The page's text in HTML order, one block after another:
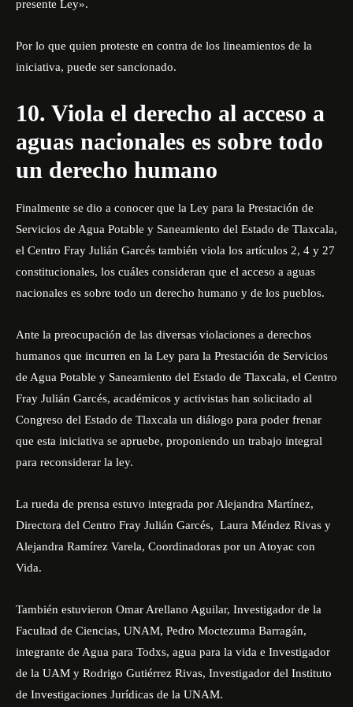
presente Ley».
Por lo que quien proteste en contra de los lineamientos de la
iniciativa, puede ser sancionado.
10. Viola el derecho al acceso a
aguas nacionales es sobre todo
un derecho humano
Finalmente se dio a conocer que la Ley para la Prestación de
Servicios de Agua Potable y Saneamiento del Estado de Tlaxcala,
el Centro Fray Julián Garcés también viola los artículos 2, 4 y 27
constitucionales, los cuáles consideran que el acceso a aguas
nacionales es sobre todo un derecho humano y de los pueblos.
Ante la preocupación de las diversas violaciones a derechos
humanos que incurren en la Ley para la Prestación de Servicios
de Agua Potable y Saneamiento del Estado de Tlaxcala, el Centro
Fray Julián Garcés, académicos y activistas han solicitado al
Congreso del Estado de Tlaxcala un diálogo para poder frenar
que esta iniciativa se apruebe, proponiendo un trabajo integral
para reconsiderar la ley.
La rueda de prensa estuvo integrada por Alejandra Martínez,
Directora del Centro Fray Julián Garcés, Laura Méndez Rivas y
Alejandra Ramírez Varela, Coordinadoras por un Atoyac con
Vida.
También estuvieron Omar Arellano Aguilar, Investigador de la
Facultad de Ciencias, UNAM, Pedro Moctezuma Barragán,
integrante de Agua para Todxs, agua para la vida e Investigador
de la UAM y Rodrigo Gutiérrez Rivas, Investigador del Instituto
de Investigaciones Jurídicas de la UNAM.